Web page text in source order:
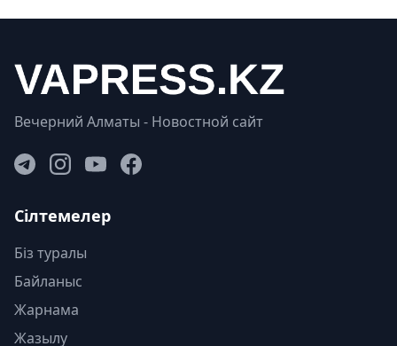
Вечерний Алматы - Новостной сайт
Сілтемелер
Біз туралы
Байланыс
Жарнама
Жазылу